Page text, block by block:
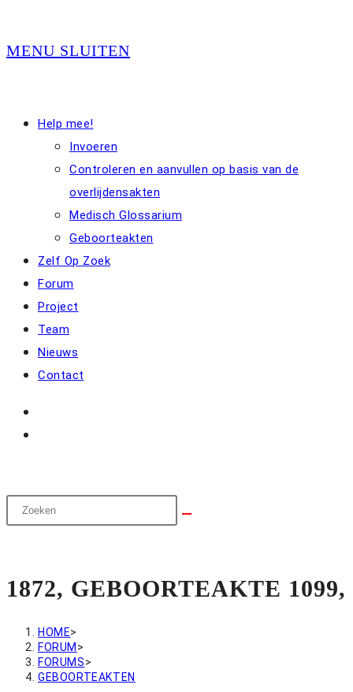
MENU SLUITEN
Help mee!
Invoeren
Controleren en aanvullen op basis van de
overlijdensakten
Medisch Glossarium
Geboorteakten
Zelf Op Zoek
Forum
Project
Team
Nieuws
Contact
1872, GEBOORTEAKTE
HOME>
FORUM >
FORUMS>
GEBOORTEAKTEN